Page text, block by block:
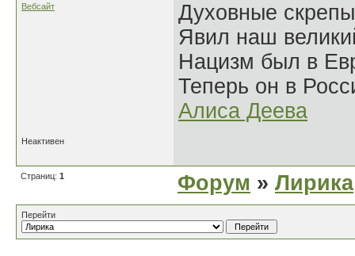
Вебсайт
Духовные
Явил наш
Нацизм был в
Теперь он в
Алиса Деева
Неактивен
Страниц: 1 Форум » Лирика
Перейти